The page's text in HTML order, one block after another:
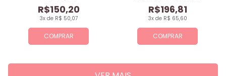
COMPRAR
3x de R$ 50,07
R$150,20
COMPRAR
3x de R$ 65,60
R$196,81